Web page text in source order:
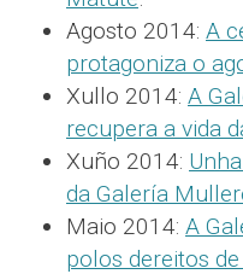
Agosto 2014: A
protagoniza o
Xullo 2014: A
recupera a vida
Xuño 2014:
da Galería
Maio 2014: A
polos dereitos